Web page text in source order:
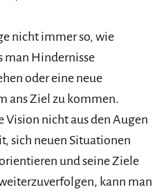
nicht immer so, wie
man Hindernisse
oder eine neue
ans Ziel zu kommen.
Vision nicht aus den Augen
sich neuen Situationen
und seine Ziele
kann man